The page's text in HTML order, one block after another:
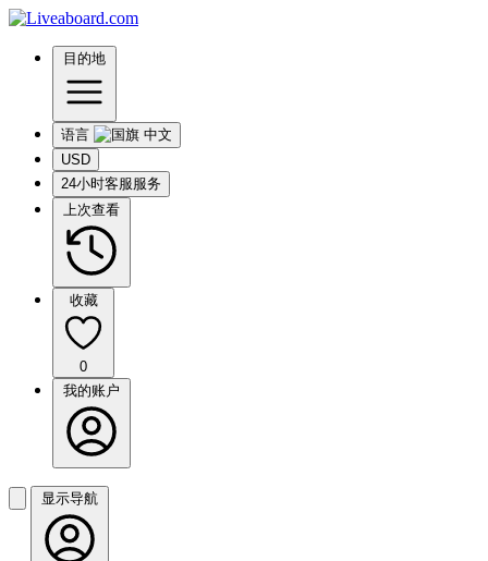
目的地
语言
USD
24小时客服服务
上次查看
收藏
0
我的账户
显示导航